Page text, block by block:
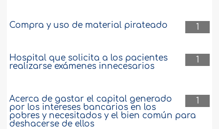
1
Compra y uso de material pirateado
1
Hospital que solicita a los pacientes
realizarse exámenes innecesarios
1
Acerca de gastar el capital generado
por los intereses bancarios en los
pobres y necesitados y el bien común para
deshacerse de ellos